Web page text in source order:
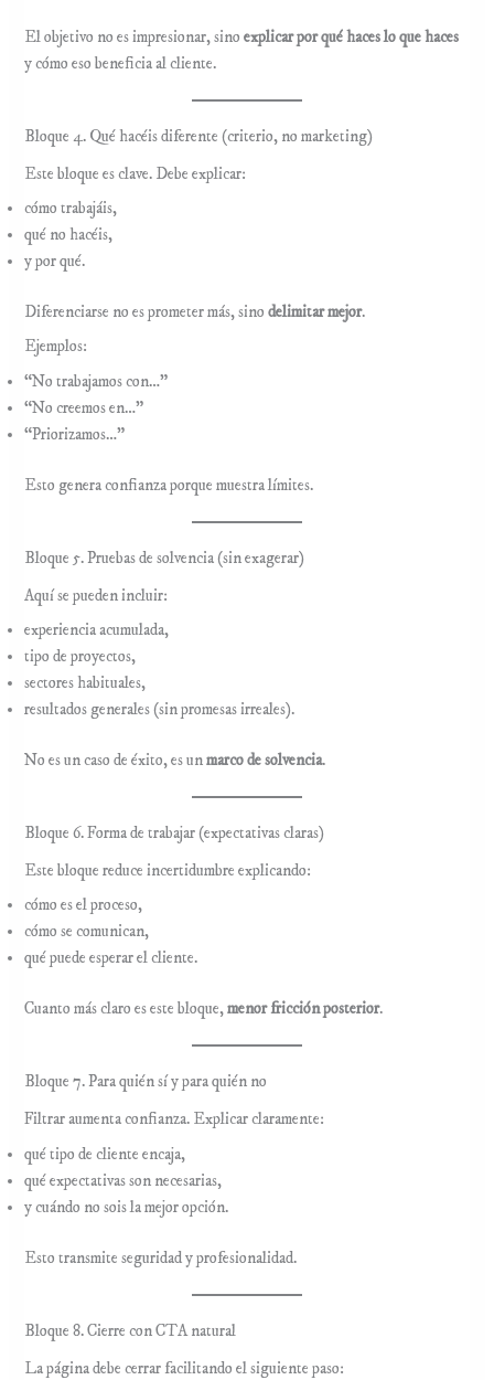
El objetivo no es impresionar, sinoexplicar por qué haces lo que haces
y cómo eso beneficia al cliente.
Bloque 4. Qué hacéis diferente (criterio, no marketing)
Este bloque es clave. Debe explicar:
cómo trabajáis,
qué no hacéis,
y por qué.
Diferenciarse no es prometer más, sinodelimitar mejor.
Ejemplos:
“No trabajamos con…”
“No creemos en…”
“Priorizamos…”
Esto genera confianza porque muestra límites.
Bloque 5. Pruebas de solvencia (sin exagerar)
Aquí se pueden incluir:
experiencia acumulada,
tipo de proyectos,
sectores habituales,
resultados generales (sin promesas irreales).
No es un caso de éxito, es unmarco de solvencia.
Bloque 6. Forma de trabajar (expectativas claras)
Este bloque reduce incertidumbre explicando:
cómo es el proceso,
cómo se comunican,
qué puede esperar el cliente.
Cuanto más claro es este bloque,menor fricción posterior.
Bloque 7. Para quién sí y para quién no
Filtrar aumenta confianza. Explicar claramente:
qué tipo de cliente encaja,
qué expectativas son necesarias,
y cuándo no sois la mejor opción.
Esto transmite seguridad y profesionalidad.
Bloque 8. Cierre con CTA natural
La página debe cerrar facilitando el siguiente paso: